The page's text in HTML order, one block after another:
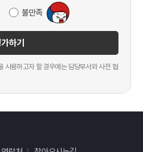
불만족
하기
사용하고자 할 경우에는 담당부서와 사전 협